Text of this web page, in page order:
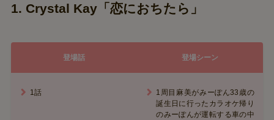
1. Crystal Kay「恋におちたら」
登場話 登場シーン
1話
1周目麻美がみーぽん33歳の
誕生日に行ったカラオケ帰り
のみーぽんが運転する車の中